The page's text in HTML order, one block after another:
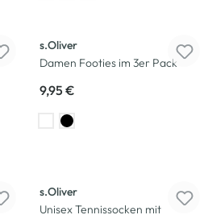
s.Oliver
Damen Footies im 3er Pack
9,95 €
s.Oliver
Unisex Tennissocken mit